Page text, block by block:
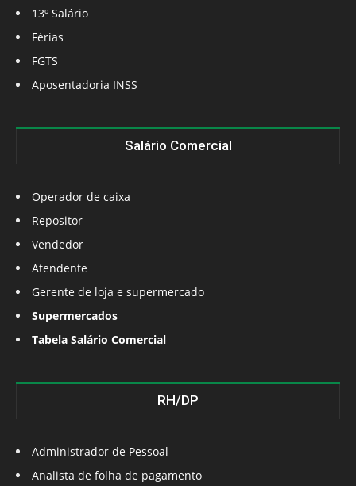
13º Salário
Férias
FGTS
Aposentadoria INSS
Salário Comercial
Operador de caixa
Repositor
Vendedor
Atendente
Gerente de loja e supermercado
Supermercados
Tabela Salário Comercial
RH/DP
Administrador de Pessoal
Analista de folha de pagamento